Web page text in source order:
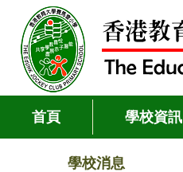
首頁 學校資訊
學校消息